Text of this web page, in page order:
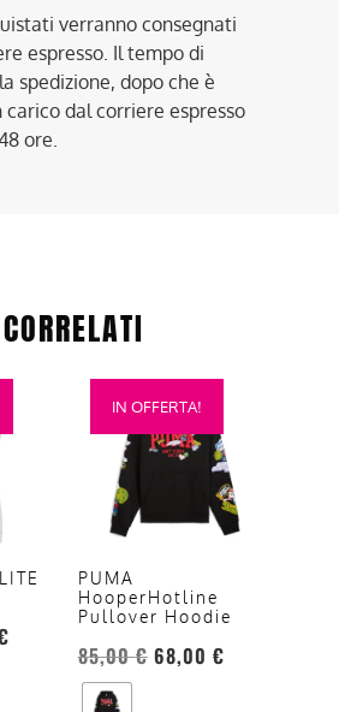
verranno consegnati
espresso. Il tempo di
spedizione, dopo che è
carico dal corriere espresso
ore.
IN OFFERTA!
PUMA
HooperHotline
Pullover Hoodie
85,00€ 68,00 €
Questo
prodotto
varianti.
opzioni
possono
essere
scelte
nella